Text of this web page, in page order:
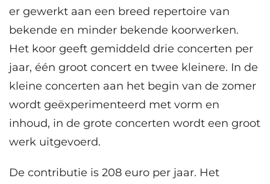
er gewerkt aan een breed repertoire van
bekende en minder bekende koorwerken.
Het koor geeft gemiddeld drie concerten per
jaar, één groot concert en twee kleinere. In de
kleine concerten aan het begin van de zomer
wordt geëxperimenteerd met vorm en
inhoud, in de grote concerten wordt een groot
werk uitgevoerd.
De contributie is 208 euro per jaar. Het